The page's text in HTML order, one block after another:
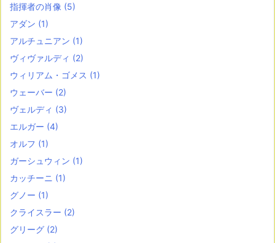
指揮者の肖像 (5)
アダン (1)
アルチュニアン (1)
ヴィヴァルディ (2)
ウィリアム・ゴメス (1)
ウェーバー (2)
ヴェルディ (3)
エルガー (4)
オルフ (1)
ガーシュウィン (1)
カッチーニ (1)
グノー (1)
クライスラー (2)
グリーグ (2)